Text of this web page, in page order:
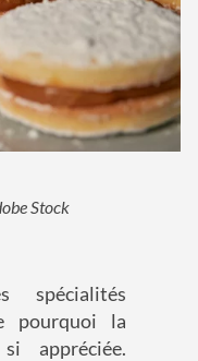
Stock
spécialités
pourquoi la
appréciée.